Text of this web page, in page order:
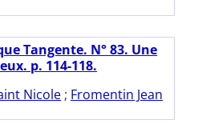
Tangente. N° 83. Une
p. 114-118.
Nicole ; Fromentin Jean